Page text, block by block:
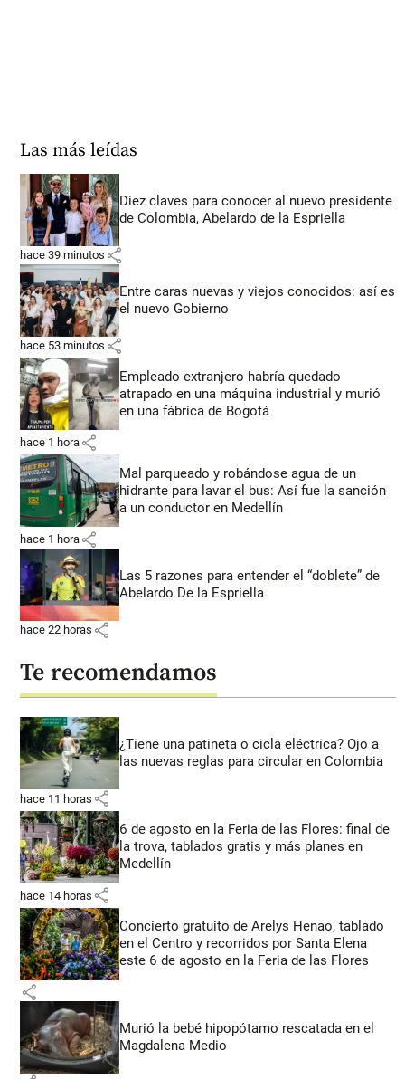
Las más leídas
Diez claves para conocer al nuevo presidente
de Colombia, Abelardo de la Espriella
hace 39 minutos share
Entre caras nuevas y viejos conocidos: así es
el nuevo Gobierno
hace 53 minutos share
Empleado extranjero habría quedado
atrapado en una máquina industrial y murió
en una fábrica de Bogotá
hace 1 hora share
Mal parqueado y robándose agua de un
hidrante para lavar el bus: Así fue la sanción
a un conductor en Medellín
hace 1 hora share
Las 5 razones para entender el “doblete” de
Abelardo De la Espriella
hace 22 horas share
Te recomendamos
¿Tiene una patineta o cicla eléctrica? Ojo a
las nuevas reglas para circular en Colombia
hace 11 horas share
6 de agosto en la Feria de las Flores: final de
la trova, tablados gratis y más planes en
Medellín
hace 14 horas share
Concierto gratuito de Arelys Henao, tablado
en el Centro y recorridos por Santa Elena
este 6 de agosto en la Feria de las Flores
share
Murió la bebé hipopótamo rescatada en el
Magdalena Medio